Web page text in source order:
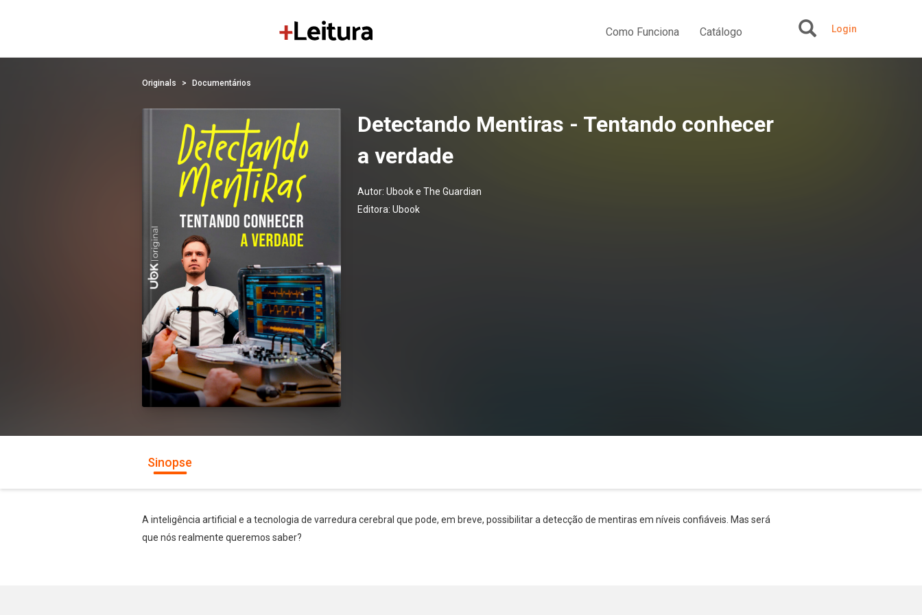
Como Funciona Catálogo Login
Originals Documentários
Detectando Mentiras - Tentando conhecer
a verdade
Autor: Ubook e The Guardian
Editora: Ubook
Sinopse
A inteligência artificial e a tecnologia de varredura cerebral que pode, em breve, possibilitar a detecção de mentiras em níveis confiáveis. Mas será
que nós realmente queremos saber?